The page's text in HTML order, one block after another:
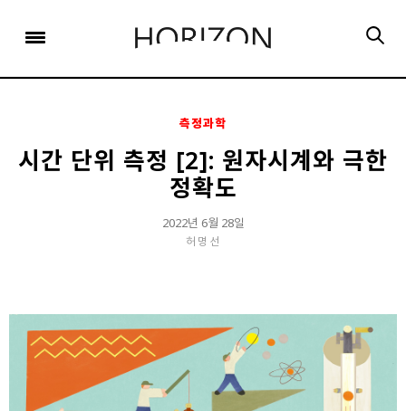
측정과학
시간 단위 측정 [2]: 원자시계와 극한
정확도
2022년 6월 28일
허명선
x
소셜 계정으로 로그인할 수 있습니다.
비밀번호 찾기
보내기
SIGN UP
회원 가입을 통해 더 많은 정보를 받아보세요.
01 02
이메일 인증
03
입력하신 이메일 주소
발송된 인증 메일에서 링크를 통해
회원 가입을 완료해 주세요.
SIGN UP
회원정보입력
02
이메일 인증 가입완료
이메일 인증이 완료되었습니다.
가입하신 이메일 주소로 로그인 후 서비스를 이용해주세요.
SIGN UP
회원 가입을 통해 더 많은 정보를 받아보세요.
01 02
이메일 인증
03